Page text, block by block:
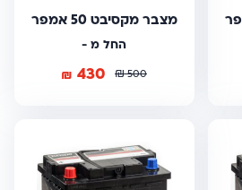
מצבר מקסיבט 50 אמפר
החל מ -
500
₪
430
₪